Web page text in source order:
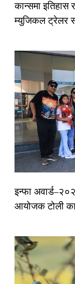
कान्समा
म्युजिकल ट्रेलर
इन्फा
आयोजक टोली